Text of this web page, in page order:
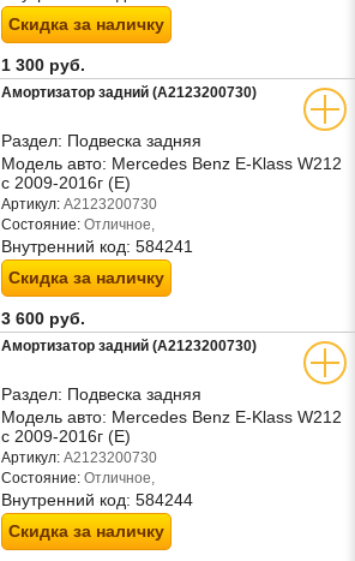
Скидка за наличку
1 300 руб.
Амортизатор задний (A2123200730)
Раздел: Подвеска задняя
Модель авто: Mercedes Benz E-Klass W212
с 2009-2016г (Е)
Артикул: A2123200730
Состояние: Отличное,
Внутренний код: 584241
Скидка за наличку
3 600 руб.
Амортизатор задний (A2123200730)
Раздел: Подвеска задняя
Модель авто: Mercedes Benz E-Klass W212
с 2009-2016г (Е)
Артикул: A2123200730
Состояние: Отличное,
Внутренний код: 584244
Скидка за наличку